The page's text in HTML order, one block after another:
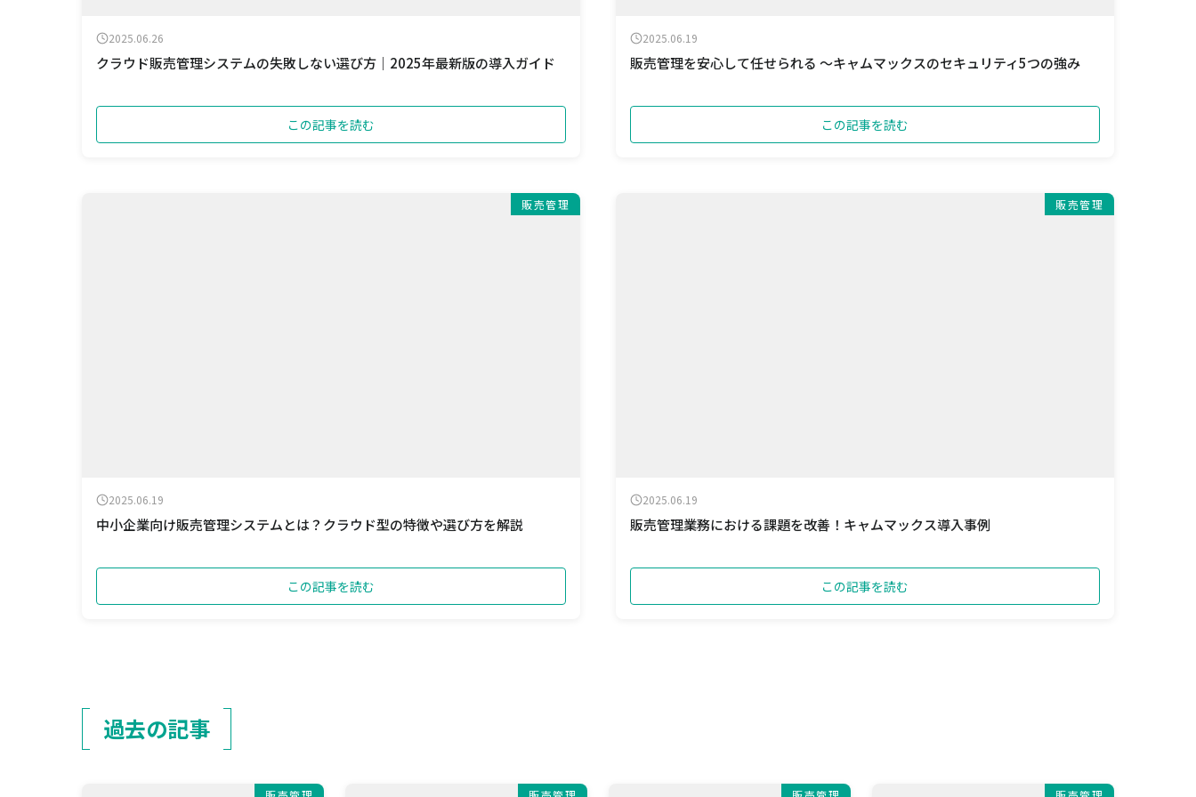
2025.06.26
クラウド販売管理システムの失敗しない選び方｜2025年最新版の導入ガイド
この記事を読む
2025.06.19
販売管理を安心して任せられる ～キャムマックスのセキュリティ5つの強み
この記事を読む
販売管理
2025.06.19
中小企業向け販売管理システムとは？クラウド型の特徴や選び方を解説
この記事を読む
販売管理
2025.06.19
販売管理業務における課題を改善！キャムマックス導入事例
この記事を読む
過去の記事